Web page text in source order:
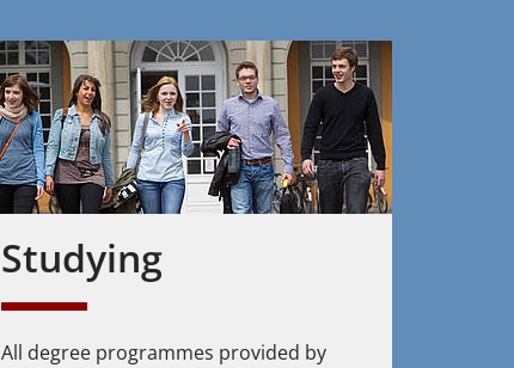
Studying
All degree programmes provided by